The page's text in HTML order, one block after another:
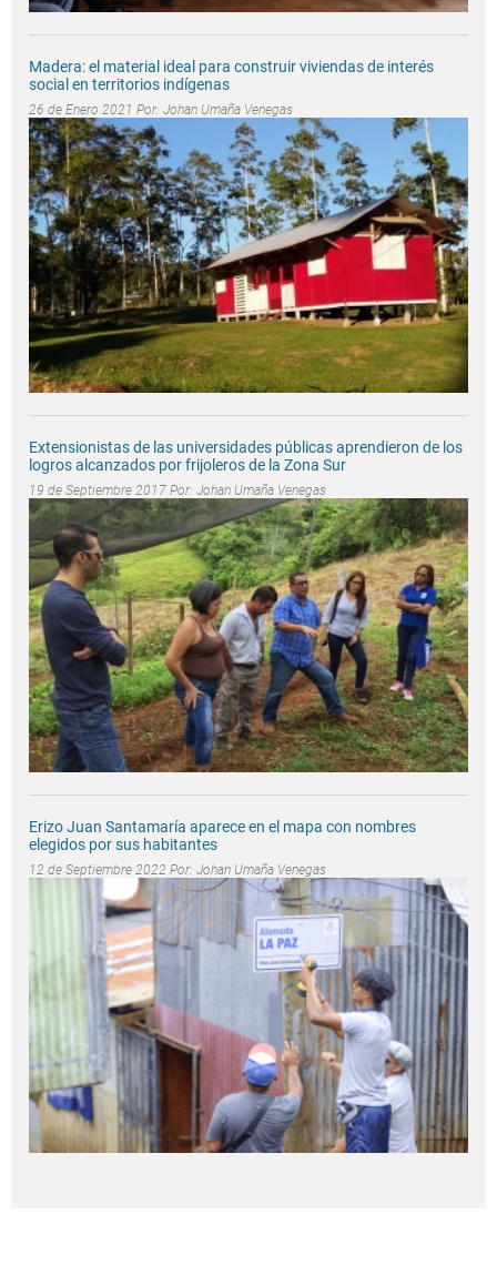
Madera: el material ideal para construir viviendas de interés
social en territorios indígenas
26 de Enero 2021 Por: Johan Umaña Venegas
Extensionistas de las universidades públicas aprendieron de los
logros alcanzados por frijoleros de la Zona Sur
19 de Septiembre 2017 Por: Johan Umaña Venegas
Erizo Juan Santamaría aparece en el mapa con nombres
elegidos por sus habitantes
12 de Septiembre 2022 Por: Johan Umaña Venegas